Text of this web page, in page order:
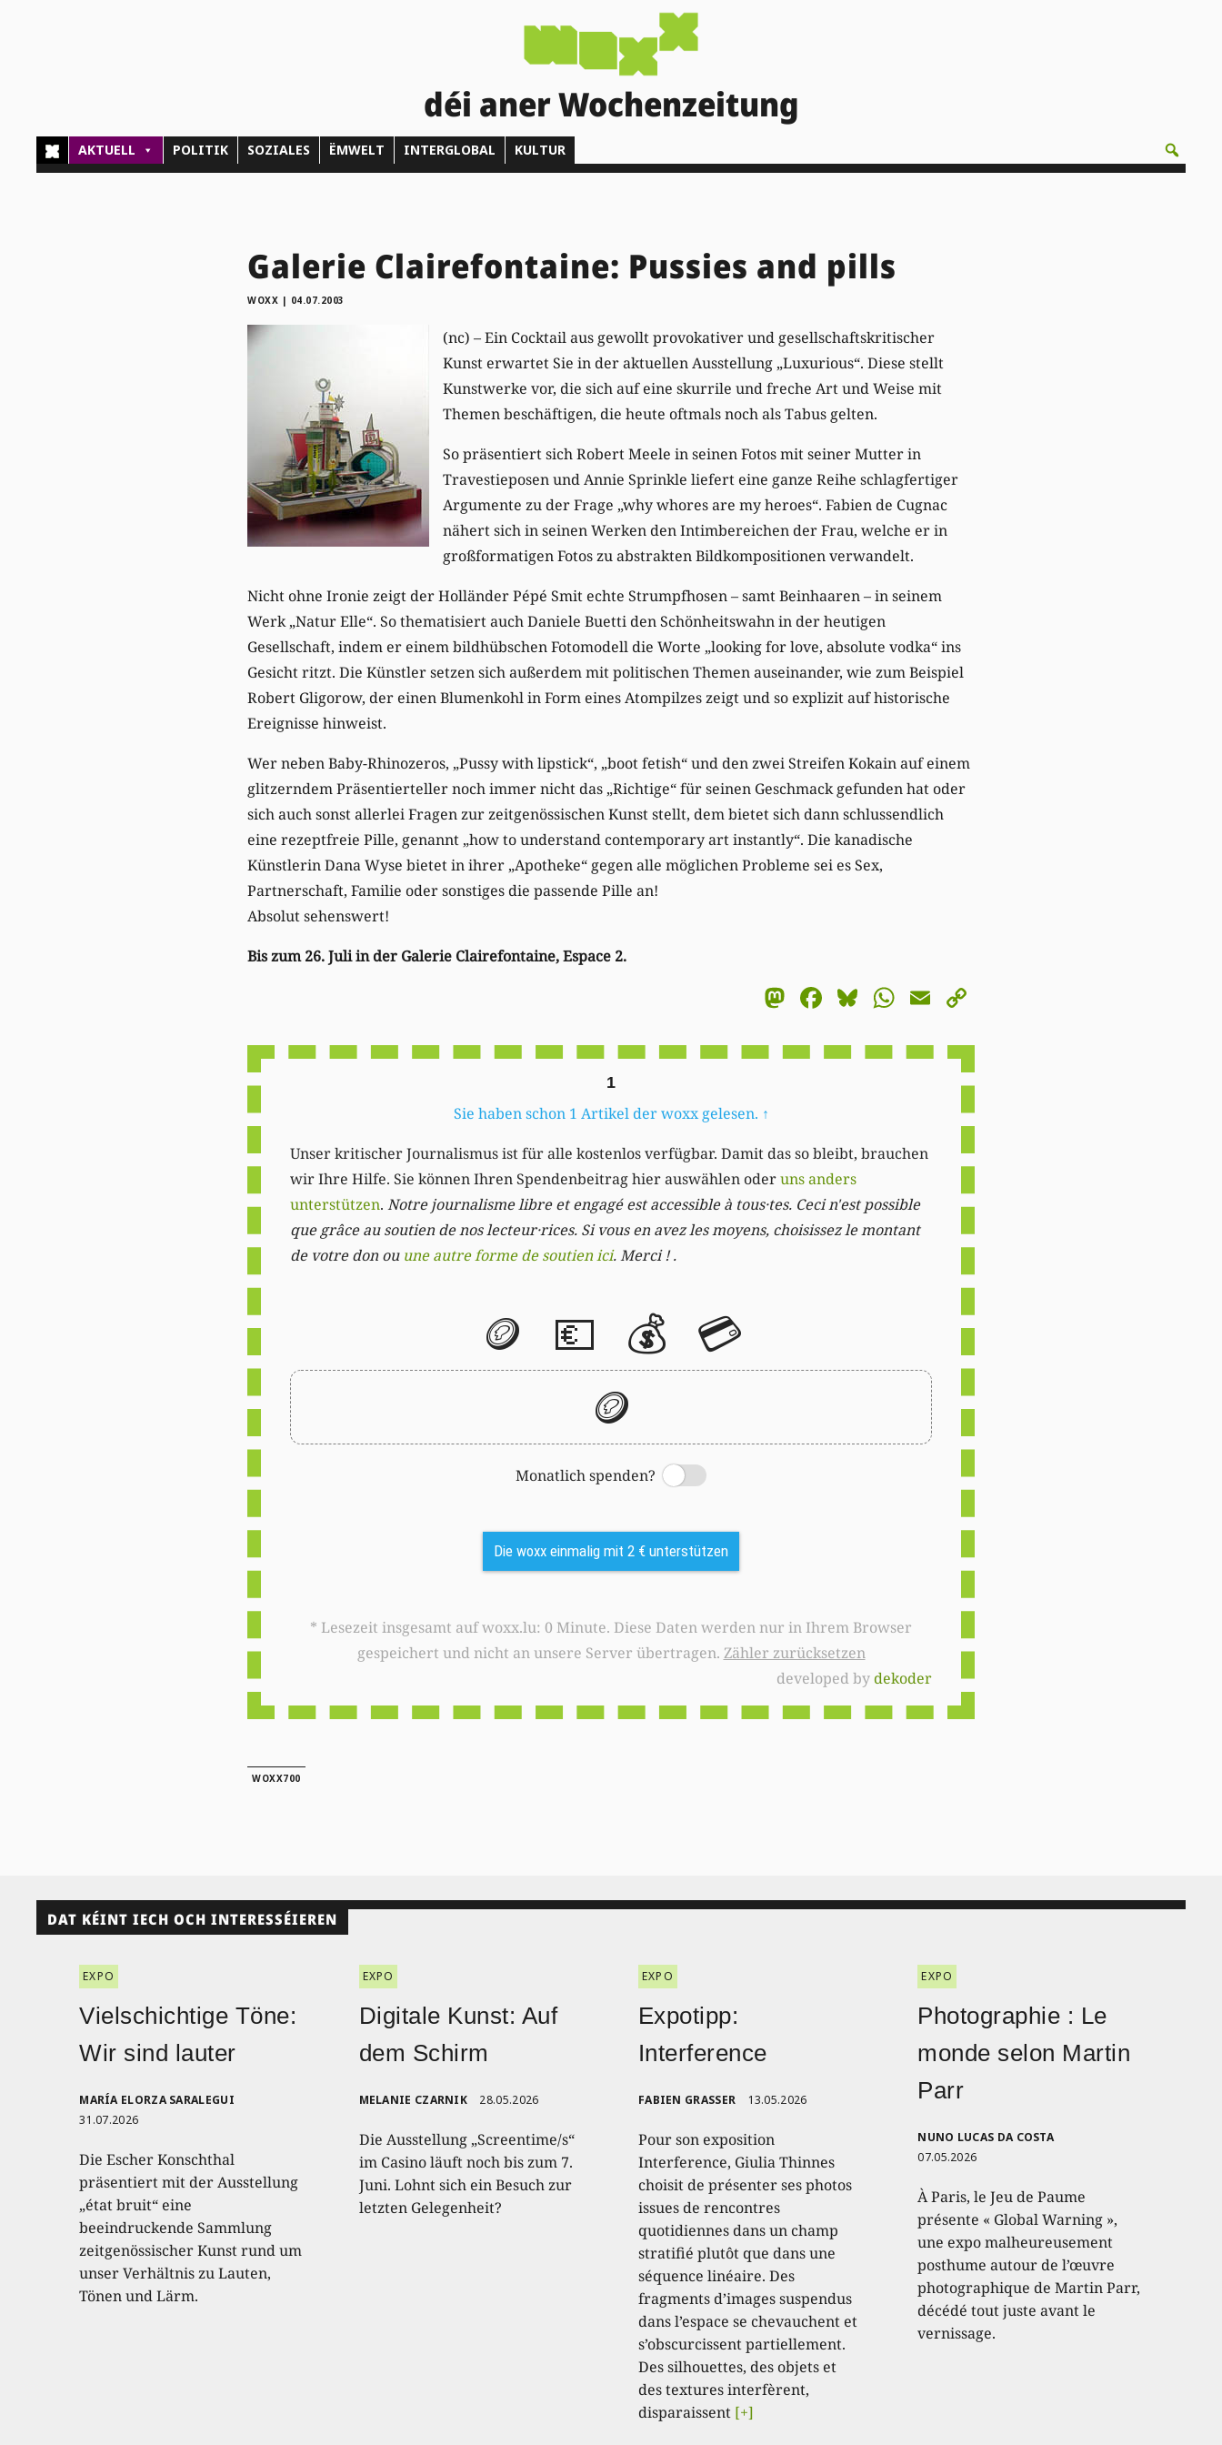
déi aner Wochenzeitung
AKTUELL POLITIK SOZIALES ËMWELT INTERGLOBAL KULTUR
Galerie Clairefontaine: Pussies and pills
WOXX | 04.07.2003
(nc) – Ein Cocktail aus gewollt provokativer und gesellschaftskritischer
Kunst erwartet Sie in der aktuellen Ausstellung „Luxurious“. Diese stellt
Kunstwerke vor, die sich auf eine skurrile und freche Art und Weise mit
Themen beschäftigen, die heute oftmals noch als Tabus gelten.
So präsentiert sich Robert Meele in seinen Fotos mit seiner Mutter in
Travestieposen und Annie Sprinkle liefert eine ganze Reihe schlagfertiger
Argumente zu der Frage „why whores are my heroes“. Fabien de Cugnac
nähert sich in seinen Werken den Intimbereichen der Frau, welche er in
großformatigen Fotos zu abstrakten Bildkompositionen verwandelt.
Nicht ohne Ironie zeigt der Holländer Pépé Smit echte Strumpfhosen – samt Beinhaaren – in seinem
Werk „Natur Elle“. So thematisiert auch Daniele Buetti den Schönheitswahn in der heutigen
Gesellschaft, indem er einem bildhübschen Fotomodell die Worte „looking for love, absolute vodka“ ins
Gesicht ritzt. Die Künstler setzen sich außerdem mit politischen Themen auseinander, wie zum Beispiel
Robert Gligorow, der einen Blumenkohl in Form eines Atompilzes zeigt und so explizit auf historische
Ereignisse hinweist.
Wer neben Baby-Rhinozeros, „Pussy with lipstick“, „boot fetish“ und den zwei Streifen Kokain auf einem
glitzerndem Präsentierteller noch immer nicht das „Richtige“ für seinen Geschmack gefunden hat oder
sich auch sonst allerlei Fragen zur zeitgenössischen Kunst stellt, dem bietet sich dann schlussendlich
eine rezeptfreie Pille, genannt „how to understand contemporary art instantly“. Die kanadische
Künstlerin Dana Wyse bietet in ihrer „Apotheke“ gegen alle möglichen Probleme sei es Sex,
Partnerschaft, Familie oder sonstiges die passende Pille an!
Absolut sehenswert!
Bis zum 26. Juli in der Galerie Clairefontaine, Espace 2.
Mastodon
Facebook
Bluesky
WhatsApp
Email
1
Sie haben schon 1 Artikel der woxx gelesen. ↑
Unser kritischer Journalismus ist für alle kostenlos verfügbar. Damit das so bleibt, brauchen
wir Ihre Hilfe. Sie können Ihren Spendenbeitrag hier auswählen oderuns anders
unterstützen. Notre journalisme libre et engagé est accessible à tous·tes. Ceci n'est possible
que grâce au soutien de nos lecteur·rices. Si vous en avez les moyens, choisissez le montant
de votre don ou une autre forme de soutien ici. Merci ! .
🪙 💶 💰 💳
🪙
Monatlich spenden?
Switch
Die woxx einmalig mit 2 € unterstützen
* Lesezeit insgesamt auf woxx.lu: 0 Minute. Diese Daten werden nur in Ihrem Browser
gespeichert und nicht an unsere Server übertragen. Zähler zurücksetzen
developed bydekoder
WOXX700
DAT KÉINT IECH OCH INTERESSÉIEREN
EXPO
Vielschichtige Töne:
Wir sind lauter
MARÍA ELORZA SARALEGUI
31.07.2026
Die Escher Konschthal
präsentiert mit der Ausstellung
„état bruit“ eine
beeindruckende Sammlung
zeitgenössischer Kunst rund um
unser Verhältnis zu Lauten,
Tönen und Lärm.
EXPO
Digitale Kunst: Auf
dem Schirm
MELANIE CZARNIK 28.05.2026
Die Ausstellung „Screentime/s“
im Casino läuft noch bis zum 7.
Juni. Lohnt sich ein Besuch zur
letzten Gelegenheit?
EXPO
Expotipp:
Interference
FABIEN GRASSER 13.05.2026
Pour son exposition
Interference, Giulia Thinnes
choisit de présenter ses photos
issues de rencontres
quotidiennes dans un champ
stratifié plutôt que dans une
séquence linéaire. Des
fragments d’images suspendus
dans l’espace se chevauchent et
s’obscurcissent partiellement.
Des silhouettes, des objets et
des textures interfèrent,
disparaissent [+]
EXPO
Photographie : Le
monde selon Martin
Parr
NUNO LUCAS DA COSTA
07.05.2026
À Paris, le Jeu de Paume
présente « Global Warning »,
une expo malheureusement
posthume autour de l’œuvre
photographique de Martin Parr,
décédé tout juste avant le
vernissage.